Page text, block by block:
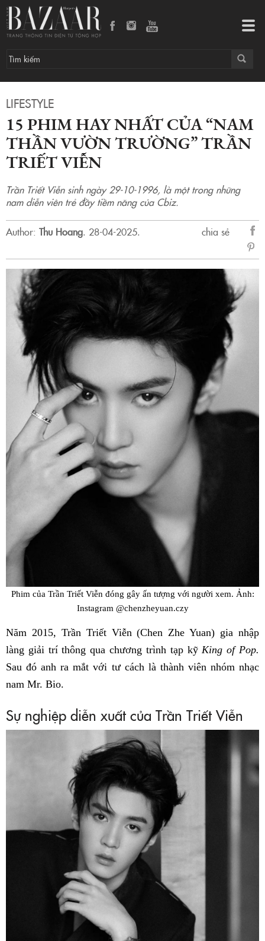
LIFESTYLE
15 PHIM HAY NHẤT CỦA “NAM
THẦN VƯỜN TRƯỜNG” TRẦN
TRIẾT VIỄN
Trần Triết Viễn sinh ngày 29-10-1996, là một trong những
nam diễn viên trẻ đầy tiềm năng của Cbiz.
Author: Thu Hoang. 28-04-2025.
chia sẻ
sẻ
Phim của Trần Triết Viễn đóng gây ấn tượng với người xem. Ảnh:
Instagram @chenzheyuan.czy
Năm 2015, Trần Triết Viễn (Chen Zhe Yuan) gia nhập
làng giải trí thông qua chương trình tạp kỹKing of Pop.
Sau đó anh ra mắt với tư cách là thành viên nhóm nhạc
nam Mr. Bio.
Sự nghiệp diễn xuất của Trần Triết Viễn